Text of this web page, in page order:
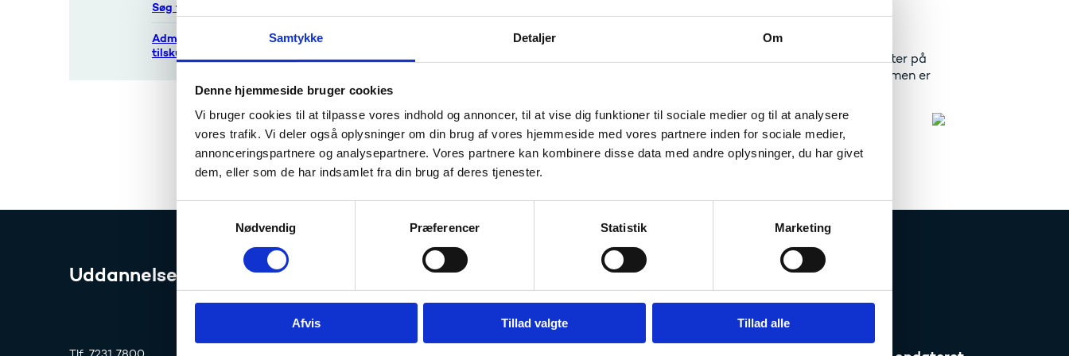
Samtykke Detaljer Om
Denne hjemmeside bruger cookies
Vi bruger cookies til at tilpasse vores indhold og annoncer, til at vise dig funktioner til sociale medier og til at analysere
vores trafik. Vi deler også oplysninger om din brug af vores hjemmeside med vores partnere inden for sociale medier,
annonceringspartnere og analysepartnere. Vores partnere kan kombinere disse data med andre oplysninger, du har givet
dem, eller som de har indsamlet fra din brug af deres tjenester.
S
Nødvendig Præferencer Statistik Marketing
Afvis Tillad valgte Tillad alle
Søg tilskud
Administrer dit
tilskud
EU-kommissionen er endnu ikke færdig med forhandlingerne om den finansielle ramme for projekter på
universitetsniveau mellem EU-programlande og partnerlande. Vi informerer her på siden, når rammen er
på plads.
Aktiviteten er en del af EU-Kommissionens program Erasmus+
Uddannelses- og Forskningsstyrelsen